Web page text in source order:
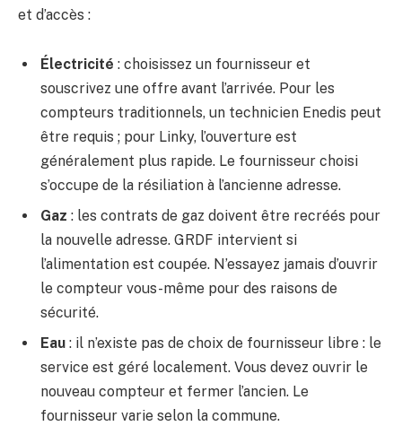
et d’accès :
Électricité : choisissez un fournisseur et
souscrivez une offre avant l’arrivée. Pour les
compteurs traditionnels, un technicien Enedis peut
être requis ; pour Linky, l’ouverture est
généralement plus rapide. Le fournisseur choisi
s’occupe de la résiliation à l’ancienne adresse.
Gaz : les contrats de gaz doivent être recréés pour
la nouvelle adresse. GRDF intervient si
l’alimentation est coupée. N’essayez jamais d’ouvrir
le compteur vous-même pour des raisons de
sécurité.
Eau : il n’existe pas de choix de fournisseur libre : le
service est géré localement. Vous devez ouvrir le
nouveau compteur et fermer l’ancien. Le
fournisseur varie selon la commune.